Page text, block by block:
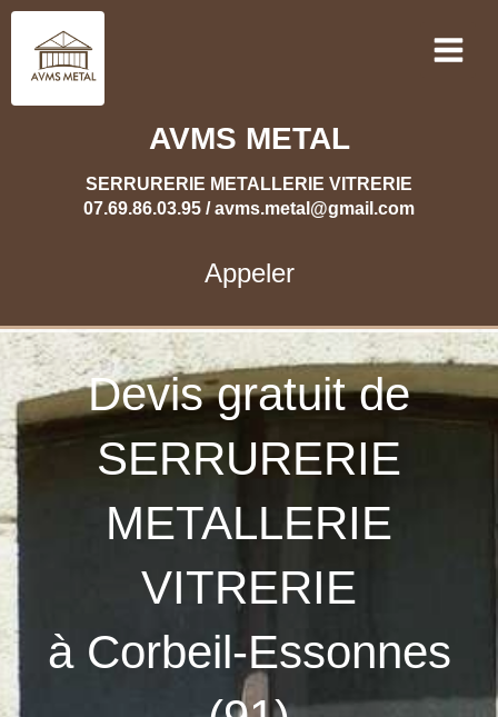
AVMS METAL
SERRURERIE METALLERIE VITRERIE
07.69.86.03.95 / avms.metal@gmail.com
Appeler
Devis gratuit de
SERRURERIE
METALLERIE
VITRERIE
à Corbeil-Essonnes